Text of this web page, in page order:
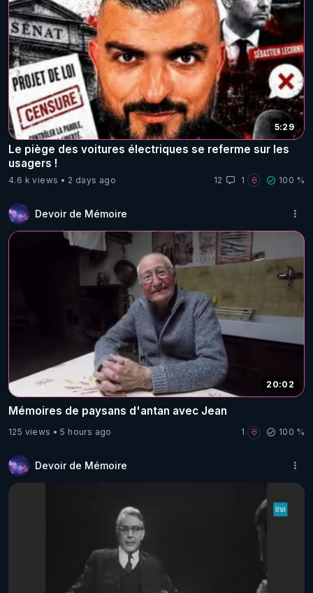
5:29
Le piège des voitures électriques se referme sur les
usagers !
4.6 k views 2 days ago 12 1 100 %
Devoir de Mémoire
20:02
Mémoires de paysans d'antan avec Jean
125 views 5 hours ago 1 100 %
Devoir de Mémoire